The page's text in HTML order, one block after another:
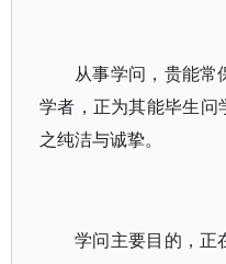
从事学问，贵能常
学者，正为其能毕生
之纯洁与诚挚。
学问主要目的，正